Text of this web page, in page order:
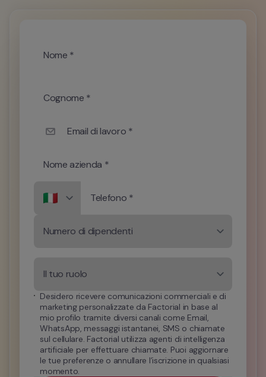
Nome *
Cognome *
Email di lavoro *
Nome azienda *
Telefono *
Numero di dipendenti
Il tuo ruolo
Desidero ricevere comunicazioni commerciali e di
marketing personalizzate da Factorial in base al
mio profilo tramite diversi canali come Email,
WhatsApp, messaggi istantanei, SMS o chiamate
sul cellulare. Factorial utilizza agenti di intelligenza
artificiale per effettuare chiamate. Puoi aggiornare
le tue preferenze o annullare l’iscrizione in qualsiasi
momento.